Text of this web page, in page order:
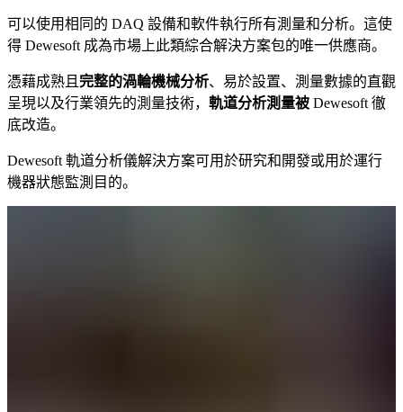
可以使用相同的 DAQ 設備和軟件執行所有測量和分析。這使
得 Dewesoft 成為市場上此類綜合解決方案包的唯一供應商。
憑藉成熟且 完整的渦輪機械分析、易於設置、測量數據的直觀
呈現以及行業領先的測量技術， 軌道分析測量被 Dewesoft 徹
底改造。
Dewesoft 軌道分析儀解決方案可用於研究和開發或用於運行
機器狀態監測目的。